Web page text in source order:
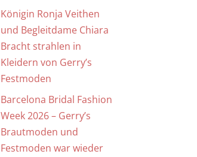
Königin Ronja Veithen
und Begleitdame Chiara
Bracht strahlen in
Kleidern von Gerry’s
Festmoden
Barcelona Bridal Fashion
Week 2026 – Gerry’s
Brautmoden und
Festmoden war wieder